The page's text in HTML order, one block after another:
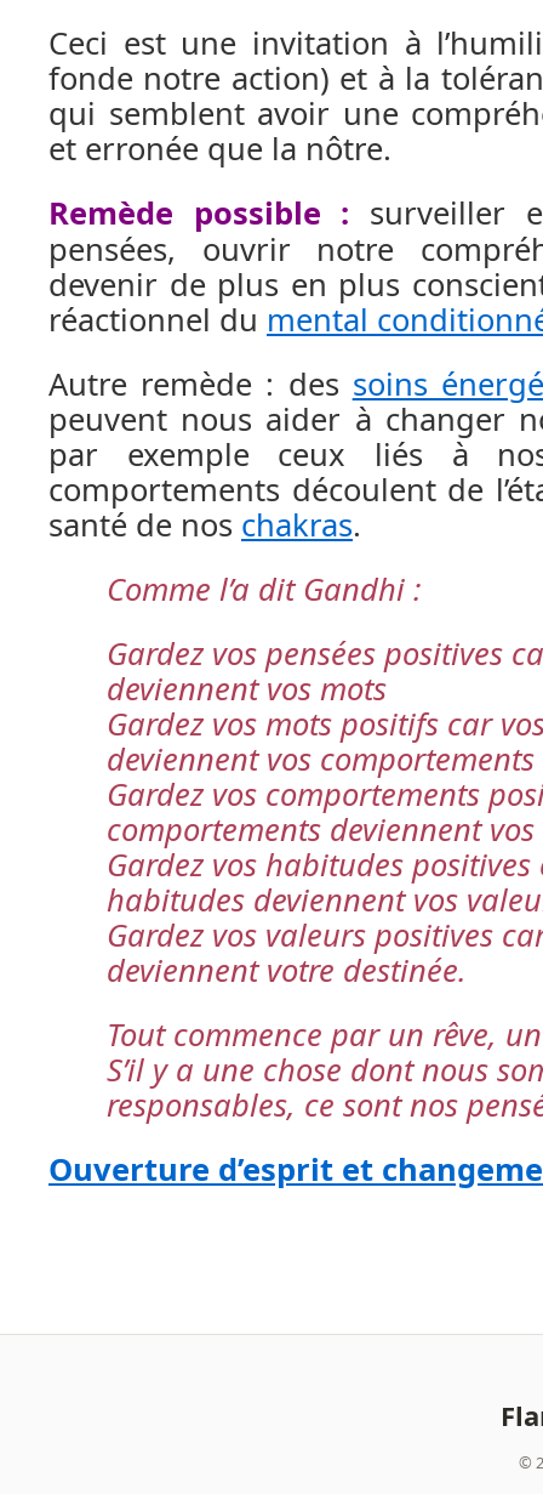
Ceci est une invitation à
fonde notre action) et à la
qui semblent avoir une
et erronée que la nôtre.
Remède possible : surveiller
pensées, ouvrir notre
devenir de plus en plus
réactionnel du mental
Autre remède : des soins
peuvent nous aider à changer
par exemple ceux liés à
comportements découlent de
santé de nos chakras.
Comme l’a dit Gandhi :
Gardez vos pensées positives
deviennent vos mots
Gardez vos mots positifs car
deviennent vos comportements
Gardez vos comportements
comportements deviennent
Gardez vos habitudes positives
habitudes deviennent vos
Gardez vos valeurs positives
deviennent votre destinée.
Tout commence par un rêve,
S’il y a une chose dont nous
responsables, ce sont nos
Ouverture d’esprit et
©